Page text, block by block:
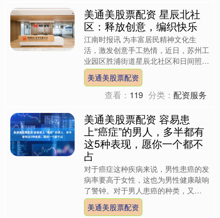
美通美股票配资 星辰北社
区：释放创意，编织快乐
江南时报讯 为丰富居民精神文化生
活，激发创意手工热情，近日，苏州工
业园区胜浦街道星辰北社区和日间照料
中心共同开展以“释放创意，编织快
乐”为主题的彩色菜篮子手工制....
美通美股票配资
查看： 119 分类：配资服务
美通美股票配资 容易患
上“癌症”的男人，多半都有
这5种表现，愿你一个都不
占
对于癌症这种疾病来说，男性患癌的发
病率要高于女性，这也为男性健康敲响
了警钟。对于男人患癌的种类，又
以“肺癌、肝癌、胃癌、结直肠癌、前
列腺癌”五种最多。 癌症并不....
美通美股票配资